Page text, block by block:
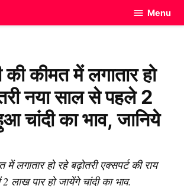
Menu
की कीमत में लगातार हो
नया साल से पहले 2
चांदी का भाव, जानिये
में लगातार हो रहे बढ़ोतरी एक्सपर्ट की राय
पार हो जायेंगे चांदी का भाव.